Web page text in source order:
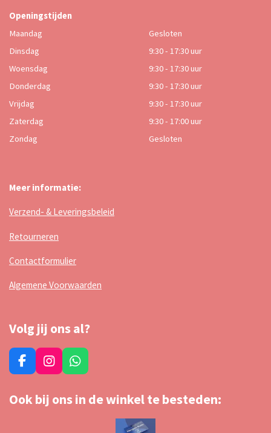
Openingstijden
Maandag
Gesloten
Dinsdag
9:30 - 17:30 uur
Woensdag
9:30 - 17:30 uur
Donderdag
9:30 - 17:30 uur
Vrijdag
9:30 - 17:30 uur
Zaterdag
9:30 - 17:00 uur
Zondag
Gesloten
Meer informatie:
Verzend- & Leveringsbeleid
Retourneren
Contactformulier
Algemene Voorwaarden
Volg jij ons al?
F
a
e
I
n
t
W
h
t
Ook bij ons in de winkel te besteden: